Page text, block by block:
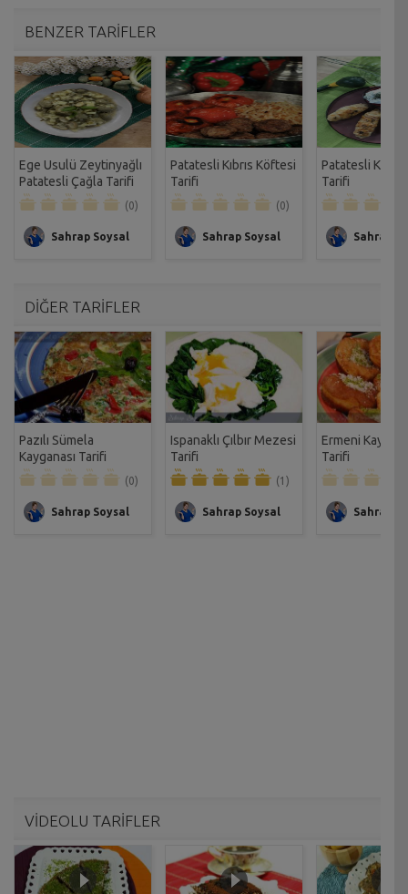
BENZER TARİFLER
Ege Usulü Zeytinyağlı
Patatesli Çağla Tarifi
(0)
Sahrap Soysal
Patatesli Kıbrıs Köftesi
Tarifi
(0)
Sahrap Soysal
Patatesli
Tarifi
Sahrap
DİĞER TARİFLER
Pazılı Sümela
Kayganası Tarifi
(0)
Sahrap Soysal
Ispanaklı Çılbır Mezesi
Tarifi
(1)
Sahrap Soysal
Ermeni
Tarifi
Sahrap
VİDEOLU TARİFLER